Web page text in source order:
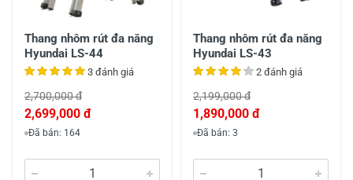
Thang nhôm rút đa năng
Hyundai LS-44
3 đánh giá
2,700,000 đ
2,699,000 đ
Đã bán: 164
Thang nhôm rút đa năng
Hyundai LS-43
2 đánh giá
2,199,000 đ
1,890,000 đ
Đã bán: 3